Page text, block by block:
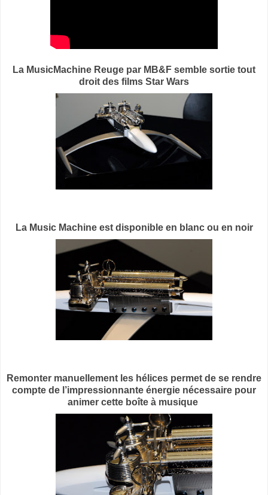
La MusicMachine Reuge par MB&F semble sortie tout
droit des films Star Wars
La Music Machine est disponible en blanc ou en noir
Remonter manuellement les hélices permet de se rendre
compte de l’impressionnante énergie nécessaire pour
animer cette boîte à musique